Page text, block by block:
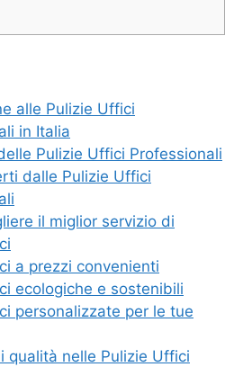
alle Pulizie Uffici
in Italia
Pulizie Uffici Professionali
dalle Pulizie Uffici
il miglior servizio di
a prezzi convenienti
ecologiche e sostenibili
personalizzate per le tue
qualità nelle Pulizie Uffici